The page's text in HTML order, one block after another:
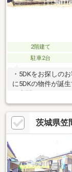
2階建て
駐車2台
・5DKをお探しの
に5DKの物件が誕
茨城県笠